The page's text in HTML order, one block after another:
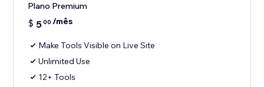
Plano Premium
$ 500 /mês
Make Tools Visible on Live Site
Unlimited Use
12+ Tools